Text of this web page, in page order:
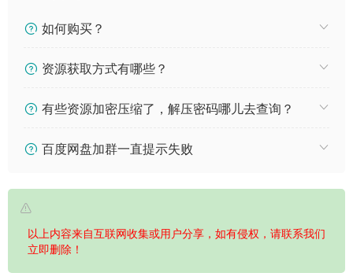
如何购买？
资源获取方式有哪些？
有些资源加密压缩了，解压密码哪儿去查询？
百度网盘加群一直提示失败
以上内容来自互联网收集或用户分享，如有侵权，请联系我们
立即删除！